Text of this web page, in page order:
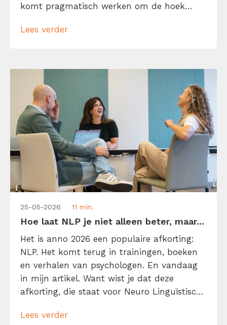
komt pragmatisch werken om de hoek
dat je zo snel mogelijk van a naar b wilt en
Lees verder
25-05-2026 11 min.
Hoe laat NLP je niet alleen beter, maar...
Het is anno 2026 een populaire afkorting:
NLP. Het komt terug in trainingen, boeken
en verhalen van psychologen. En vandaag
in mijn artikel. Want wist je dat deze
afkorting, die staat voor Neuro Linguïstisch
belang kan zijn? NLP belooft namelijk je
Lees verder